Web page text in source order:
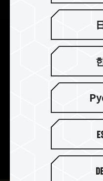
2mm厚のヒー
T-FORCE XTREEM
ム合金製ヒートシンク
同時に高めています。
高めるため、熱伝導率
導入されております。
優れた非導電性の陽極
果を高めております。